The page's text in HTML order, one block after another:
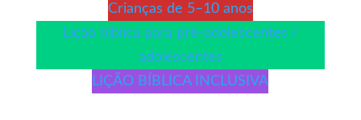
Crianças de 5–10 anos
Lição bíblica para pré-adolescentes /
adolescentes
LIÇÃO BÍBLICA INCLUSIVA